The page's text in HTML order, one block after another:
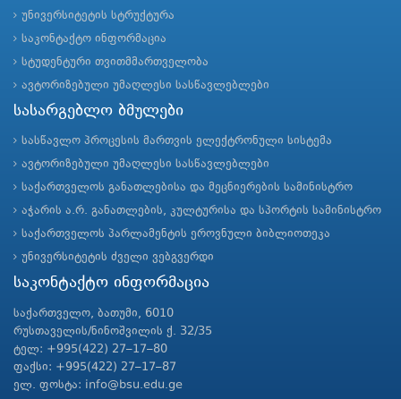
უნივერსიტეტის სტრუქტურა
საკონტაქტო ინფორმაცია
სტუდენტური თვითმმართველობა
ავტორიზებული უმაღლესი სასწავლებლები
სასარგებლო ბმულები
სასწავლო პროცესის მართვის ელექტრონული სისტემა
ავტორიზებული უმაღლესი სასწავლებლები
საქართველოს განათლებისა და მეცნიერების სამინისტრო
აჭარის ა.რ. განათლების, კულტურისა და სპორტის სამინისტრო
საქართველოს პარლამენტის ეროვნული ბიბლიოთეკა
უნივერსიტეტის ძველი ვებგვერდი
საკონტაქტო ინფორმაცია
საქართველო, ბათუმი, 6010
რუსთაველის/ნინოშვილის ქ. 32/35
ტელ: +995(422) 27–17–80
ფაქსი: +995(422) 27–17–87
ელ. ფოსტა: info@bsu.edu.ge